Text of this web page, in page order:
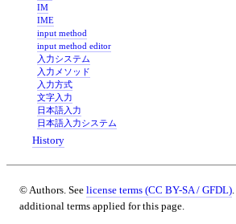
IM
IME
input method
input method editor
入力システム
入力メソッド
入力方式
文字入力
日本語入力
日本語入力システム
History
© Authors. See license terms (CC BY-SA / GFDL)
additional terms applied for this page.